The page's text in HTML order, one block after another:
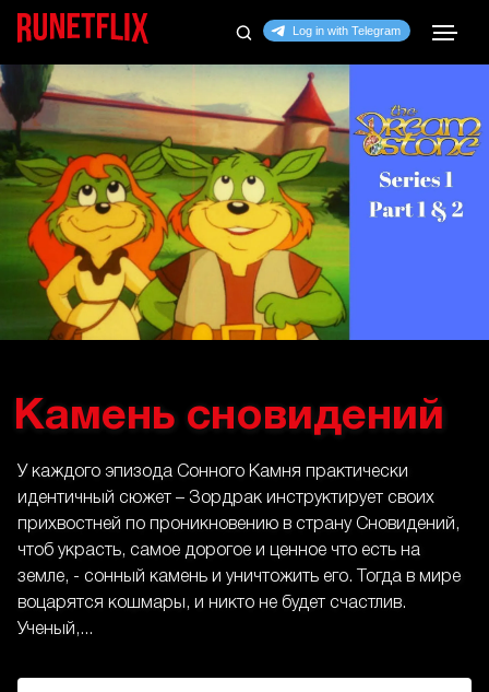
Камень сновидений
У каждого эпизода Сонного Камня практически
идентичный сюжет – Зордрак инструктирует своих
прихвостней по проникновению в страну Сновидений,
чтоб украсть, самое дорогое и ценное что есть на
земле, - сонный камень и уничтожить его. Тогда в мире
воцарятся кошмары, и никто не будет счастлив.
Ученый,...